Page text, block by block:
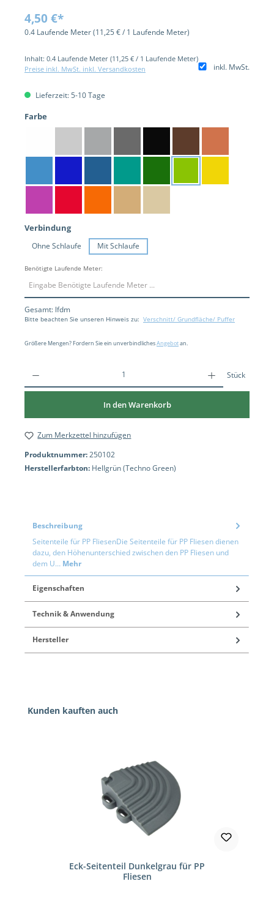
4,50 €*
0.4 Laufende Meter(11,25 € / 1 Laufende Meter)
Inhalt: 0.4 Laufende Meter (11,25 € / 1 Laufende Meter)
inkl. MwSt.
Preise inkl. MwSt. inkl. Versandkosten
Lieferzeit: 5-10 Tage
Farbe
Verbindungauswählen
Ohne Schlaufe Mit Schlaufe
Benötigte Laufende Meter:
Gesamt: lfdm
Bitte beachten Sie unseren Hinweis zu: Verschnitt/ Grundfläche/ Puffer
Größere Mengen? Fordern Sie ein unverbindlichesAngebotan.
Stück
In den Warenkorb
Zum Merkzettel hinzufügen
Produktnummer:250102
Herstellerfarbton: Hellgrün (Techno Green)
Beschreibung
Seitenteile für PP FliesenDie Seitenteile für PP Fliesen dienen
dazu, den Höhenunterschied zwischen den PP Fliesen und
dem U… Mehr
Eigenschaften
Technik & Anwendung
Hersteller
Produktgalerie überspringen
Kunden kauften auch
Eck-Seitenteil Dunkelgrau für PP
Fliesen